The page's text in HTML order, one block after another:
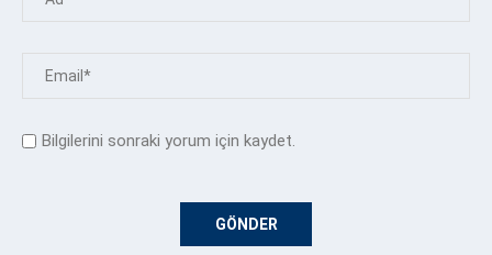
Bilgilerini sonraki yorum için kaydet.